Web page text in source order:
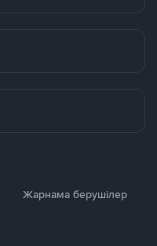
Жарнама берушілер